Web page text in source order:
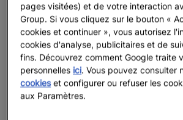
pages visitées) et de votre interaction
Group. Si vous cliquez sur le bouton «
cookies et continuer », vous autorisez
cookies d'analyse, publicitaires et de
fins. Découvrez comment Google traite
personnelles ici. Vous pouvez consulter
cookies et configurer ou refuser les
aux Paramètres.